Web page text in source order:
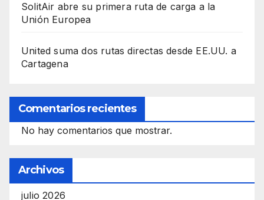
SolitAir abre su primera ruta de carga a la
Unión Europea
United suma dos rutas directas desde EE.UU. a
Cartagena
Comentarios recientes
No hay comentarios que mostrar.
Archivos
julio 2026